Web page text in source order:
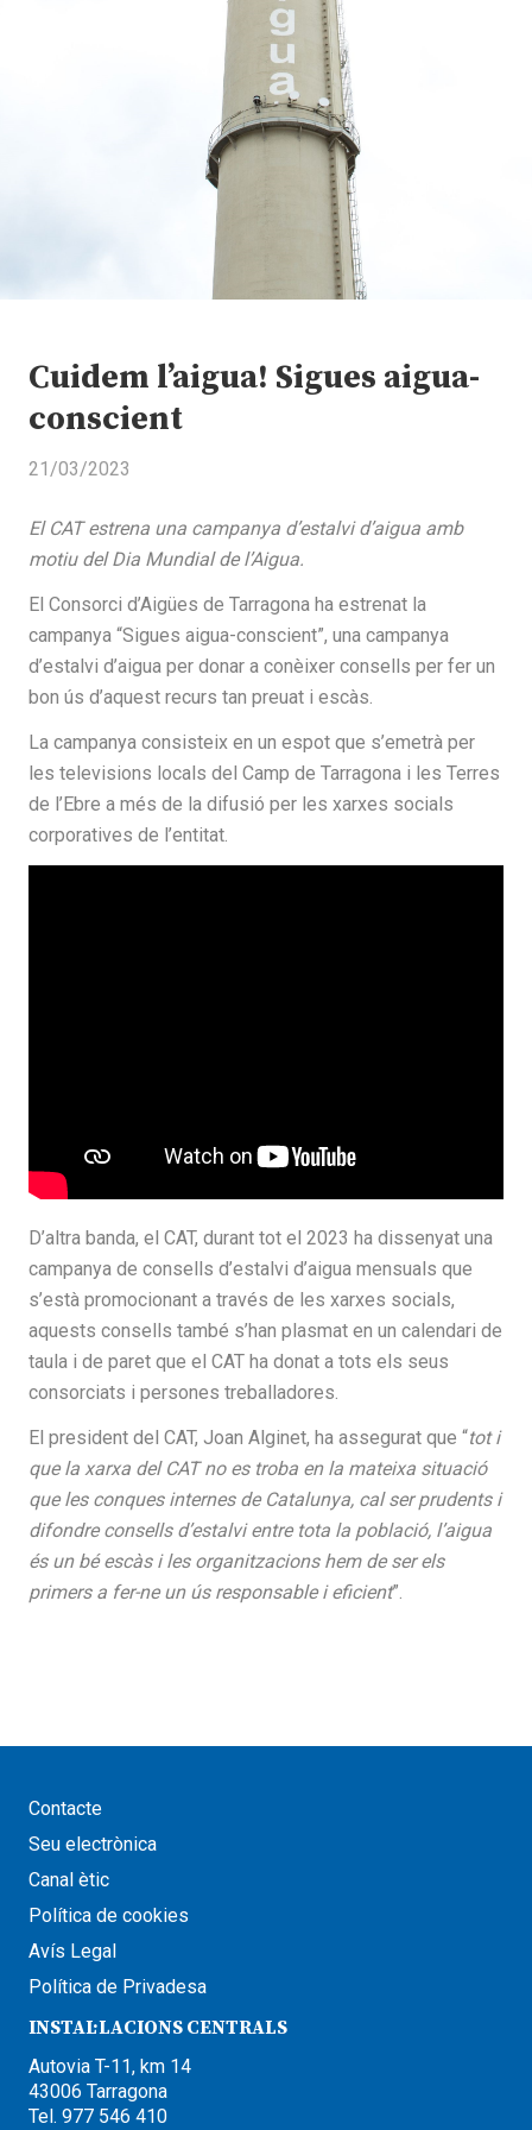
Cuidem l’aigua! Sigues aigua-
conscient
21/03/2023
El CAT estrena una campanya d’estalvi d’aigua amb
motiu del Dia Mundial de l’Aigua.
El Consorci d’Aigües de Tarragona ha estrenat la
campanya “Sigues aigua-conscient”, una campanya
d’estalvi d’aigua per donar a conèixer consells per fer un
bon ús d’aquest recurs tan preuat i escàs.
La campanya consisteix en un espot que s’emetrà per
les televisions locals del Camp de Tarragona i les Terres
de l’Ebre a més de la difusió per les xarxes socials
corporatives de l’entitat.
D’altra banda, el CAT, durant tot el 2023 ha dissenyat una
campanya de consells d’estalvi d’aigua mensuals que
s’està promocionant a través de les xarxes socials,
aquests consells també s’han plasmat en un calendari de
taula i de paret que el CAT ha donat a tots els seus
consorciats i persones treballadores.
El president del CAT, Joan Alginet, ha assegurat que “tot i
que la xarxa del CAT no es troba en la mateixa situació
que les conques internes de Catalunya, cal ser prudents i
difondre consells d’estalvi entre tota la població, l’aigua
és un bé escàs i les organitzacions hem de ser els
primers a fer-ne un ús responsable i eficient”.
Contacte
Seu electrònica
Canal ètic
Política de cookies
Avís Legal
Política de Privadesa
INSTAL·LACIONS CENTRALS
Autovia T-11, km 14
43006 Tarragona
Tel. 977 546 410